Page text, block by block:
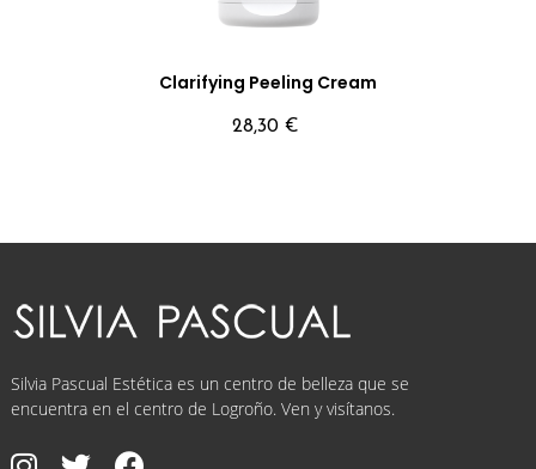
Clarifying Peeling Cream
Precio
28,30 €
Silvia Pascual Estética es un centro de belleza que se
encuentra en el centro de Logroño. Ven y visítanos.